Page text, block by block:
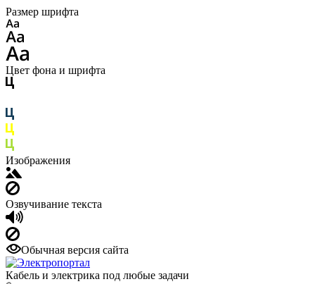
Размер шрифта
Цвет фона и шрифта
Изображения
Озвучивание текста
Обычная версия сайта
Кабель и электрика под любые задачи